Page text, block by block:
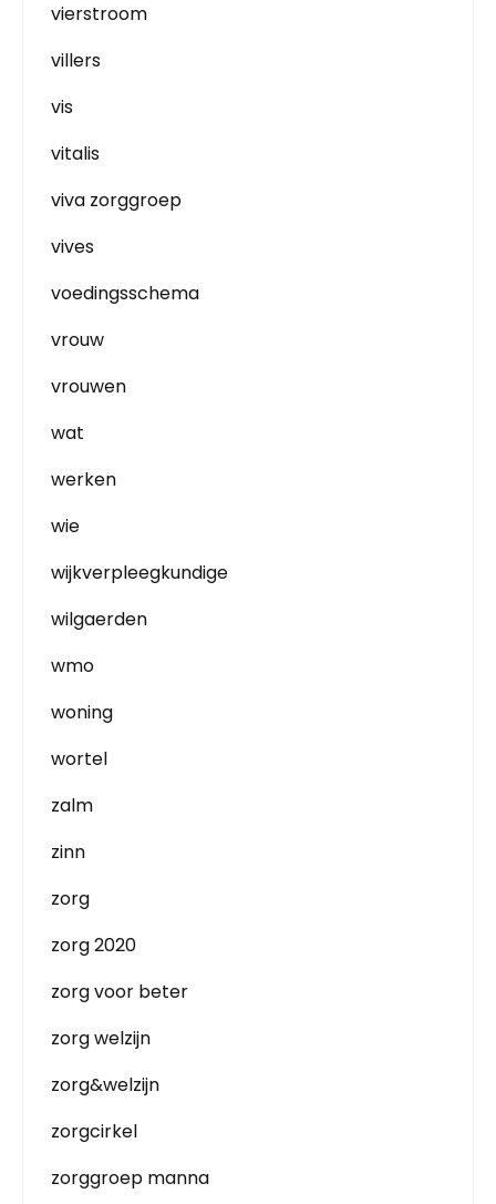
vierstroom
villers
vis
vitalis
viva zorggroep
vives
voedingsschema
vrouw
vrouwen
wat
werken
wie
wijkverpleegkundige
wilgaerden
wmo
woning
wortel
zalm
zinn
zorg
zorg 2020
zorg voor beter
zorg welzijn
zorg&welzijn
zorgcirkel
zorggroep manna